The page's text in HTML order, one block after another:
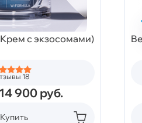
с экзосомами)
18
900 руб.
Купить